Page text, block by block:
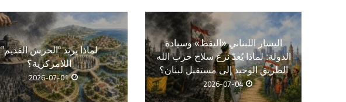
اليسار اللبناني «اليقظ» وسيادة
الدولة: لماذا يُعدّ نزع سلاح حزب الله
الطريق الوحيد إلى مستقبل لبنان؟
2026-07-04
لماذا يريد “الحرس القديم”
اللامركزية؟
2026-07-01